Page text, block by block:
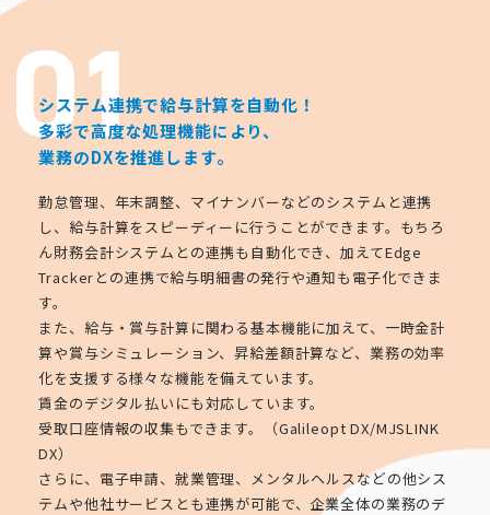
システム連携で給与計算を自動化！
多彩で高度な処理機能により、
業務のDXを推進します。
勤怠管理、年末調整、マイナンバーなどのシステムと連携
し、給与計算をスピーディーに行うことができます。もちろ
ん財務会計システムとの連携も自動化でき、加えてEdge
Trackerとの連携で給与明細書の発行や通知も電子化できま
す。
また、給与・賞与計算に関わる基本機能に加えて、一時金計
算や賞与シミュレーション、昇給差額計算など、業務の効率
化を支援する様々な機能を備えています。
賃金のデジタル払いにも対応しています。
受取口座情報の収集もできます。（Galileopt DX/MJSLINK
DX）
さらに、電子申請、就業管理、メンタルヘルスなどの他シス
テムや他社サービスとも連携が可能で、企業全体の業務のデ